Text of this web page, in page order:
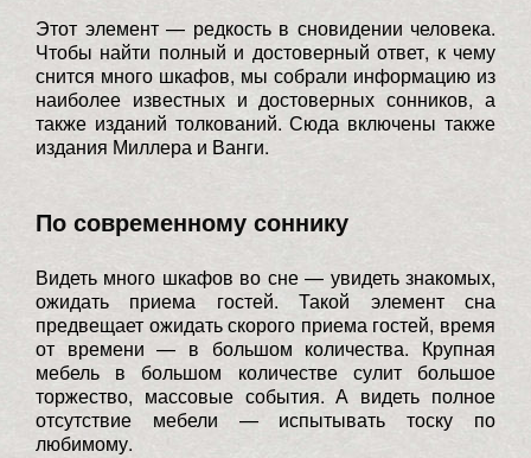
Этот элемент — редкость в сновидении человека.
Чтобы найти полный и достоверный ответ, к чему
снится много шкафов, мы собрали информацию из
наиболее известных и достоверных сонников, а
также изданий толкований. Сюда включены также
издания Миллера и Ванги.
По современному соннику
Видеть много шкафов во сне — увидеть знакомых,
ожидать приема гостей. Такой элемент сна
предвещает ожидать скорого приема гостей, время
от времени — в большом количества. Крупная
мебель в большом количестве сулит большое
торжество, массовые события. А видеть полное
отсутствие мебели — испытывать тоску по
любимому.